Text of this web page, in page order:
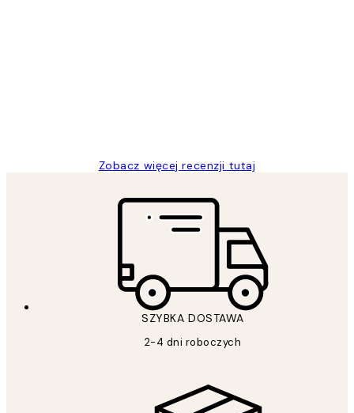
Zobacz więcej recenzji tutaj
SZYBKA DOSTAWA
2-4 dni roboczych